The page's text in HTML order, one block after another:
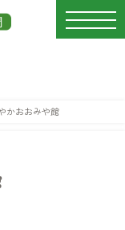
かおおみや館